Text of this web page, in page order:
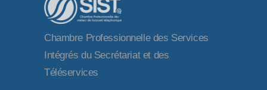
Chambre Professionnelle des Services
Intégrés du Secrétariat et des
Téléservices